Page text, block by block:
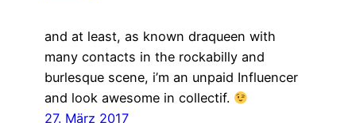
and at least, as known draqueen with
many contacts in the rockabilly and
burlesque scene, i’m an unpaid Influencer
and look awesome in collectif.
27. März 2017